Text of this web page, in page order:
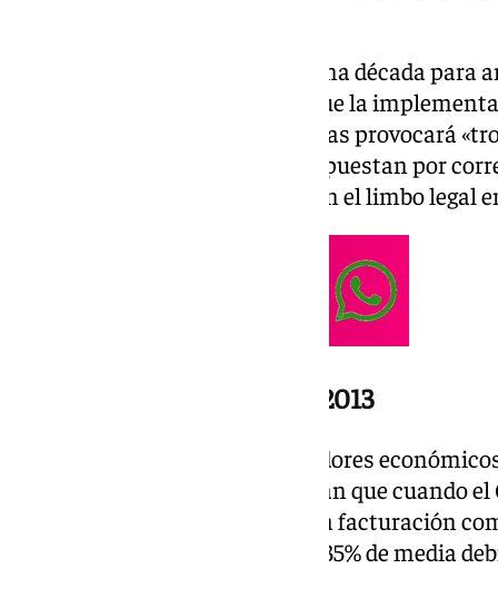
La plataforma —nacida hace una década para
políticos en la zona— asume que la
páginas redactado por burócratas provocará
sobre el terreno. Sin embargo, apuestan por
para acabar definitivamente con el limbo legal
El fantasma de las colas de 2013
El principal temor de los operadores
Grupo Transfronterizo recuerdan que cuando
controles fronterizos en 2013, la facturación
de la Concepción desplomó un 35% de media